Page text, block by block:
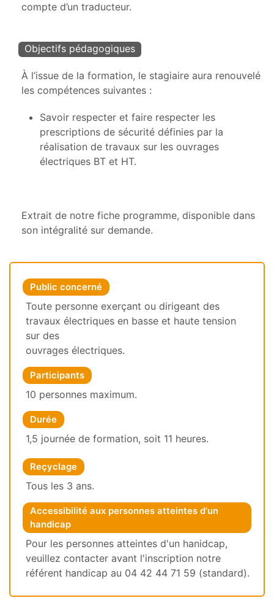
compte d’un traducteur.
Objectifs pédagogiques
À l’issue de la formation, le stagiaire aura renouvelé
les compétences suivantes :
Savoir respecter et faire respecter les
prescriptions de sécurité définies par la
réalisation de travaux sur les ouvrages
électriques BT et HT.
Extrait de notre fiche programme, disponible dans
son intégralité sur demande.
Public concerné
Toute personne exerçant ou dirigeant des
travaux électriques en basse et haute tension
sur des
ouvrages électriques.
Participants
10 personnes maximum.
Durée
1,5 journée de formation, soit 11 heures.
Reçyclage
Tous les 3 ans.
Accessibilité aux personnes atteintes d'un
handicap
Pour les personnes atteintes d'un hanidcap,
veuillez contacter avant l'inscription notre
référent handicap au 04 42 44 71 59 (standard).